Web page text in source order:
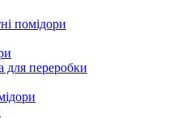
помідори
для переробки